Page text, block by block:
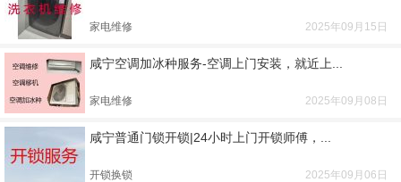
家电维修 2025年09月15日
咸宁空调加冰种服务-空调上门安装，就近上...
家电维修 2025年09月08日
咸宁普通门锁开锁|24小时上门开锁师傅，...
开锁换锁 2025年09月06日